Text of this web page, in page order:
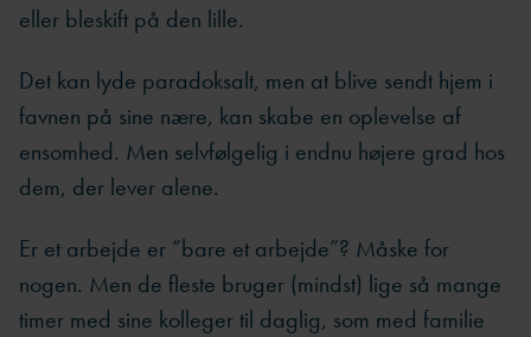
eller bleskift på den lille.
Det kan lyde paradoksalt, men at blive sendt hjem i
favnen på sine nære, kan skabe en oplevelse af
ensomhed. Men selvfølgelig i endnu højere grad hos
dem, der lever alene.
Er et arbejde er ”bare et arbejde”? Måske for
nogen. Men de fleste bruger (mindst) lige så mange
timer med sine kolleger til daglig, som med familie